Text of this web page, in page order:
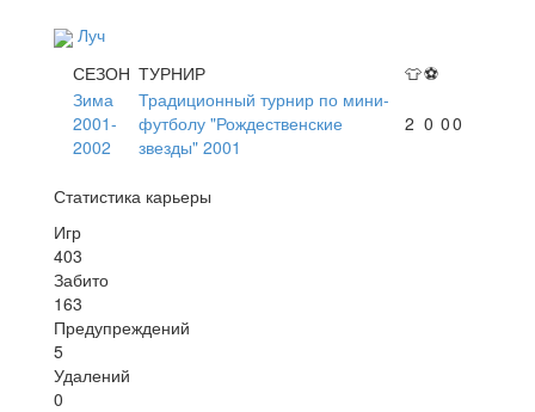
Луч
СЕЗОН ТУРНИР 👕⚽
Зима
2001-
2002
Традиционный турнир по мини-
футболу "Рождественские
звезды" 2001
2 0 00
Статистика карьеры
Игр
403
Забито
163
Предупреждений
5
Удалений
0